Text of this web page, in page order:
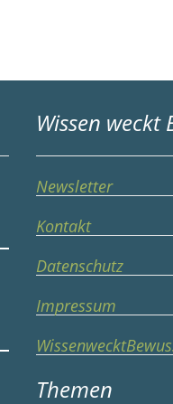
Wissen weckt
Newsletter
Kontakt
Datenschutz
Impressum
Themen